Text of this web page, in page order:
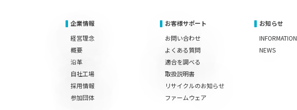
企業情報
経営理念
概要
沿革
自社工場
採用情報
参加団体
お客様サポート
お問い合わせ
よくある質問
適合を調べる
取扱説明書
リサイクルのお知らせ
ファームウェア
お知らせ
INFORMATION
NEWS